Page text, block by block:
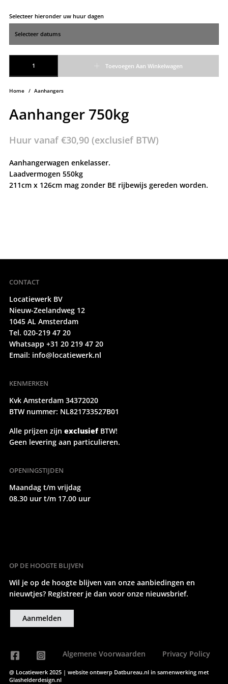
Home / Aanhangers
Aanhanger 750kg
Huur vanaf €30,90(exclusief BTW)
Aanhangerwagen enkelasser.
Laadvermogen 550kg
211cm x 126cm mag zonder BE rijbewijs gereden worden.
Selecteer hieronder uw huur dagen
Toevoegen Aan Winkelwagen
CONTACT
Locatiewerk BV
Nieuw-Zeelandweg 12
1045 AL Amsterdam
Tel. 020-219 47 20
Whatsapp +31 20 219 47 20
Email: info@locatiewerk.nl
KENMERKEN
Kvk Amsterdam 34372020
BTW nummer: NL821733527B01
Alle prijzen zijn exclusiefBTW!
Geen levering aan particulieren.
OPENINGSTIJDEN
Maandag t/m vrijdag
08.30 uur t/m 17.00 uur
OP DE HOOGTE BLIJVEN
Wil je op de hoogte blijven van onze aanbiedingen en
nieuwtjes? Registreer je dan voor onze nieuwsbrief.
Aanmelden
Algemene Voorwaarden Privacy Policy
@ Locatiewerk 2025 | website ontwerp Datbureau.nl in samenwerking met
Glashelderdesign.nl